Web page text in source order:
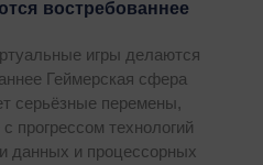
востребованнее
игры делаются
Геймерская сфера
серьёзные перемены,
прогрессом технологий
данных и процессорных